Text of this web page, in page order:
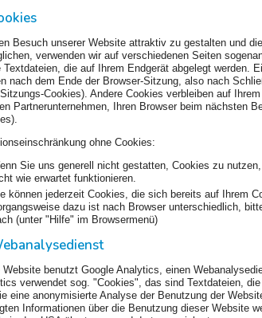
Besuch unserer Website attraktiv zu gestalten und
verwenden wir auf verschiedenen Seiten
Textdateien, die auf Ihrem Endgerät abgelegt werden.
nach dem Ende der Browser-Sitzung, also nach
Cookies). Andere Cookies verbleiben auf
Partnerunternehmen, Ihren Browser beim nächsten
ohne Cookies:
Sie uns generell nicht gestatten, Cookies zu
wie erwartet funktionieren.
können jederzeit Cookies, die sich bereits auf Ihrem
dazu ist nach Browser unterschiedlich,
(unter "Hilfe" im Browsermenü)
Website benutzt Google Analytics, einen
verwendet sog. "Cookies", das sind Textdateien,
eine anonymisierte Analyse der Benutzung der
Informationen über die Benutzung dieser Website